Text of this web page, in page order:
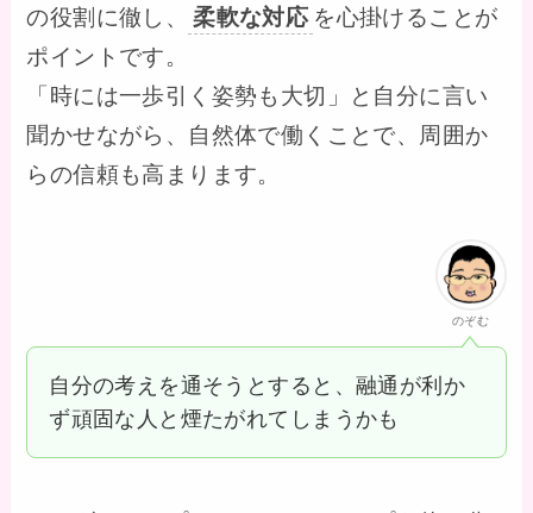
の役割に徹し、 柔軟な対応 を心掛けることが
ポイントです。
「時には一歩引く姿勢も大切」と自分に言い
聞かせながら、自然体で働くことで、周囲か
らの信頼も高まります。
のぞむ
自分の考えを通そうとすると、融通が利か
ず頑固な人と煙たがれてしまうかも